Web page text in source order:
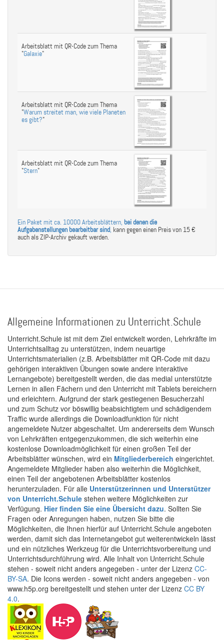
Arbeitsblatt mit QR-Code zum Thema
"Galaxie"
Arbeitsblatt mit QR-Code zum Thema
"Warum streitet man, wie viele Planeten
es gibt?"
Arbeitsblatt mit QR-Code zum Thema
"Stern"
Ein Paket mit ca. 10000 Arbeitsblättern, bei denen die
Aufgabenstellungen bearbeitbar sind, kann gegen einen Preis von 15 €
auch als ZIP-Archiv gekauft werden.
Allgemeine Informationen zu Unterricht.Schule
Unterricht.Schule ist mit dem Ziel entwickelt worden, Lehrkräfte im
Unterrichtsalltag zu unterstützen, indem neuartige
Unterrichtsmaterialien (z.B. Arbeitsblätter mit QR-Code mit dazu
gehörigen interaktiven Übungen sowie andere interaktive
Lernangebote) bereitgestellt werden, die das medial unterstützte
Lernen in allen Fächern und den Unterricht mit Tablets bereichern
und erleichtern. Aufgrund der stark gestiegenen Besucherzahl
und zum Schutz vor böswillig beabsichtigtem und schädigendem
Traffic wurde allerdings die Downloadfunktion für nicht
angemeldete Nutzer abgeschaltet. Um andererseits dem Wunsch
von Lehrkräften entgegenzukommen, die sich weiterhin eine
kostenlose Downloadmöglichkeit für einen großen Teil der
Arbeitsblätter wünschen, wird ein Mitgliederbereich eingerichtet.
Angemeldete Mitglieder haben also weiterhin die Möglichkeit,
einen Teil der angebotenen Arbeitsblätter kostenlos
herunterzuladen. Für alle Unterstützerinnen und Unterstützer
von Unterricht.Schule stehen weitere Möglichkeiten zur
Verfügung. Hier finden Sie eine Übersicht dazu. Sollten Sie
Fragen oder Anregungen haben, nutzen Sie bitte die
Möglichkeiten, die Ihnen hierfür auf Unterricht.Schule angeboten
werden, damit sich das Internetangebot gut weiterentwickeln lässt
und ein nützliches Werkzeug für die Unterrichtsvorbereitung und
Unterrichtsdurchführung wird. Alle Inhalt von Unterricht.Schule
stehen - soweit nicht anders angegeben - unter der Lizenz CC-
BY-SA. Die Icons werden - soweit nicht anders angegeben - von
www.h5p.org bereitgestellt und stehen unter der Lizenz CC BY
4.0.